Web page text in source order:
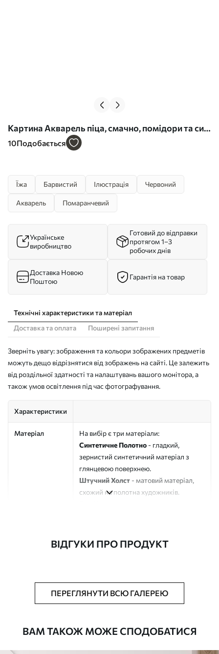
Картина Акварель піца, смачно, помідори та сир,
мистецтво їжі, дерев'яний стіл Арт. s39704
10Подобається
Їжа Барвистий Ілюстрація Червоний
Акварель Помаранчевий
Українське
виробництво
Готовий до відправки
протягом 1–3
робочих днів
Доставка Новою
Поштою
Гарантія на товар
Технічні характеристики та матеріал
Доставка та оплата
Поширені запитання
Зверніть увагу: зображення та кольори зображених предметів
можуть дещо відрізнятися від зображень на сайті. Це залежить
від роздільної здатності та налаштувань вашого монітора, а
також умов освітлення під час фотографування.
Характеристики
Матеріал
На вибір є три матеріали:
Синтетичне Полотно - гладкий,
зернистий синтетичний матеріал з
глянцевою поверхнею.
Штучний Холст - матовий матеріал,
схожий на полотна художників.
Додатково Можна додати лакове покриття.
ВІДГУКИ ПРО ПРОДУКТ
ПЕРЕГЛЯНУТИ ВСЮ ГАЛЕРЕЮ
ВАМ ТАКОЖ МОЖЕ СПОДОБАТИСЯ